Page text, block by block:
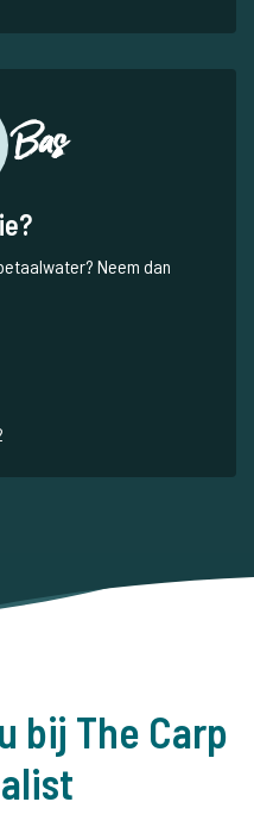
Bas
Neem dan
bij The Carp